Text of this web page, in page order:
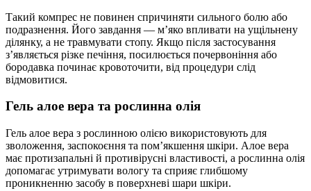
Такий компрес не повинен спричиняти сильного болю або
подразнення. Його завдання — м’яко впливати на ущільнену
ділянку, а не травмувати стопу. Якщо після застосування
з’являється різке печіння, посилюється почервоніння або
бородавка починає кровоточити, від процедури слід
відмовитися.
Гель алое вера та рослинна олія
Гель алое вера з рослинною олією використовують для
зволоження, заспокоєння та пом’якшення шкіри. Алое вера
має протизапальні й противірусні властивості, а рослинна олія
допомагає утримувати вологу та сприяє глибшому
проникненню засобу в поверхневі шари шкіри.